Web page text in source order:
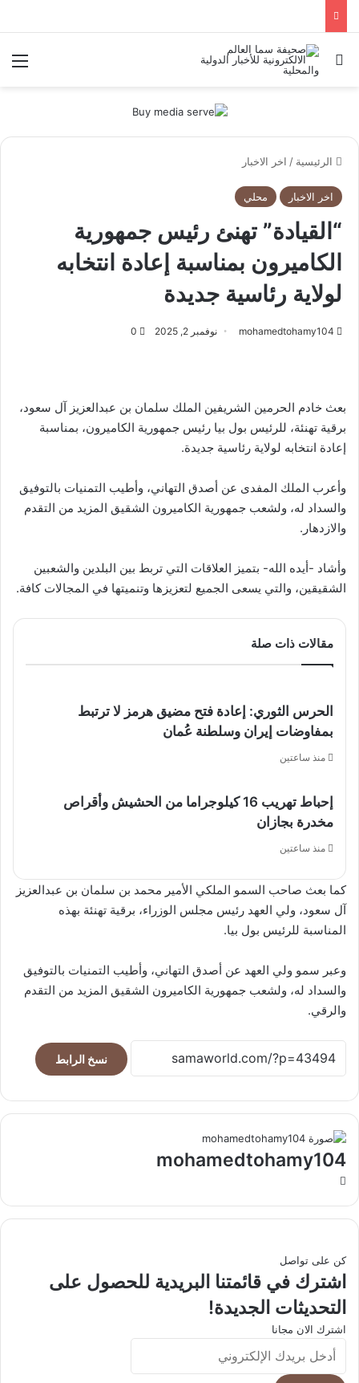
بحث عن
الرئيسية / اخر الاخبار
اخر الاخبار محلي
“القيادة” تهنئ رئيس جمهورية
الكاميرون بمناسبة إعادة انتخابه
لولاية رئاسية جديدة
mohamedtohamy104 نوفمبر 2, 2025 0
بعث خادم الحرمين الشريفين الملك سلمان بن عبدالعزيز آل سعود،
برقية تهنئة، للرئيس بول بيا رئيس جمهورية الكاميرون، بمناسبة
إعادة انتخابه لولاية رئاسية جديدة.
وأعرب الملك المفدى عن أصدق التهاني، وأطيب التمنيات بالتوفيق
والسداد له، ولشعب جمهورية الكاميرون الشقيق المزيد من التقدم
والازدهار.
وأشاد -أيده الله- بتميز العلاقات التي تربط بين البلدين والشعبين
الشقيقين، والتي يسعى الجميع لتعزيزها وتنميتها في المجالات كافة.
مقالات ذات صلة
الحرس الثوري: إعادة فتح مضيق هرمز لا ترتبط
بمفاوضات إيران وسلطنة عُمان
منذ ساعتين
إحباط تهريب 16 كيلوجراما من الحشيش وأقراص
مخدرة بجازان
منذ ساعتين
كما بعث صاحب السمو الملكي الأمير محمد بن سلمان بن عبدالعزيز
آل سعود، ولي العهد رئيس مجلس الوزراء، برقية تهنئة بهذه
المناسبة للرئيس بول بيا.
وعبر سمو ولي العهد عن أصدق التهاني، وأطيب التمنيات بالتوفيق
والسداد له، ولشعب جمهورية الكاميرون الشقيق المزيد من التقدم
والرقي.
نسخ الرابط
mohamedtohamy104
كن على تواصل
اشترك في قائمتنا البريدية للحصول على
التحديثات الجديدة!
اشترك الان مجانا
أدخل
بريدك
الإلكتروني